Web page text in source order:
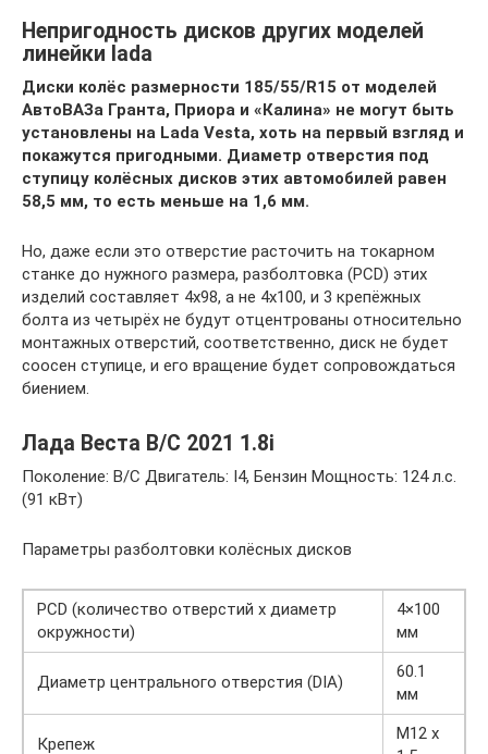
Непригодность дисков других моделей
линейки lada
Диски колёс размерности 185/55/R15 от моделей
АвтоВАЗа Гранта, Приора и «Калина» не могут быть
установлены на Lada Vesta, хоть на первый взгляд и
покажутся пригодными. Диаметр отверстия под
ступицу колёсных дисков этих автомобилей равен
58,5 мм, то есть меньше на 1,6 мм.
Но, даже если это отверстие расточить на токарном
станке до нужного размера, разболтовка (PCD) этих
изделий составляет 4х98, а не 4х100, и 3 крепёжных
болта из четырёх не будут отцентрованы относительно
монтажных отверстий, соответственно, диск не будет
соосен ступице, и его вращение будет сопровождаться
биением.
Лада Веста B/C 2021 1.8i
Поколение: B/C Двигатель: I4, Бензин Мощность: 124 л.с.
(91 кВт)
Параметры разболтовки колёсных дисков
PCD (количество отверстий x диаметр
окружности)
4×100
мм
Диаметр центрального отверстия (DIA)
60.1
мм
Крепеж
M12 x